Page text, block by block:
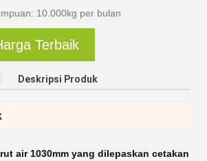
10.000kg per bulan
Terbaik
Deskripsi Produk
air 1030mm yang dilepaskan cetakan